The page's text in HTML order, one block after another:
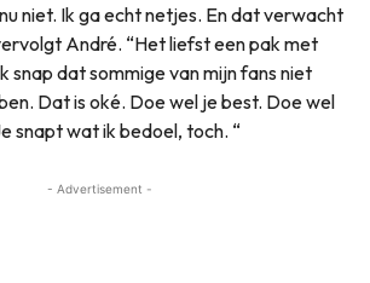
niet. Ik ga echt netjes. En dat verwacht
André. “Het liefst een pak met
snap dat sommige van mijn fans niet
Dat is oké. Doe wel je best. Doe wel
snapt wat ik bedoel, toch. “
- Advertisement -